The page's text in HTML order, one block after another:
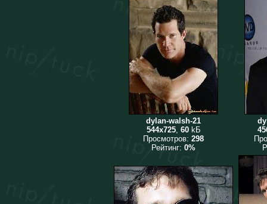
dylan-walsh-21
544x725, 60kБ
Просмотров: 298
Рейтинг: 0%